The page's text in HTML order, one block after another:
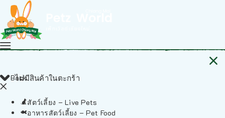
ไม่มีสินค้าในตะกร้า
Back
สัตว์เลี้ยง – Live Pets
อาหารสัตว์เลี้ยง – Pet Food